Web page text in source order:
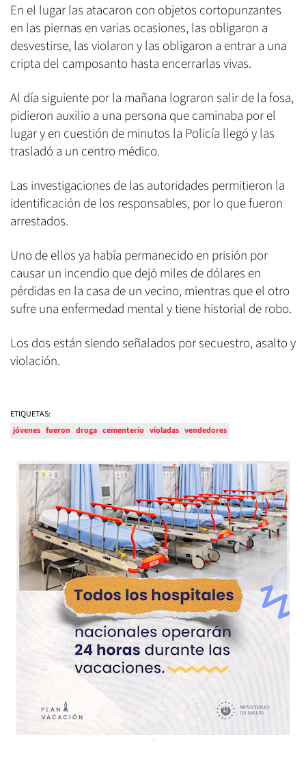
En el lugar las atacaron con objetos cortopunzantes
en las piernas en varias ocasiones, las obligaron a
desvestirse, las violaron y las obligaron a entrar a una
cripta del camposanto hasta encerrarlas vivas.
Al día siguiente por la mañana lograron salir de la fosa,
pidieron auxilio a una persona que caminaba por el
lugar y en cuestión de minutos la Policía llegó y las
trasladó a un centro médico.
Las investigaciones de las autoridades permitieron la
identificación de los responsables, por lo que fueron
arrestados.
Uno de ellos ya había permanecido en prisión por
causar un incendio que dejó miles de dólares en
pérdidas en la casa de un vecino, mientras que el otro
sufre una enfermedad mental y tiene historial de robo.
Los dos están siendo señalados por secuestro, asalto y
violación.
ETIQUETAS:
jóvenes fueron droga cementerio violadas vendedores